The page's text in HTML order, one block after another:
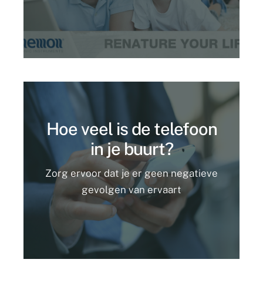
Hoe veel is de telefoon
in je buurt?
Zorg ervoor dat je er geen negatieve
gevolgen van ervaart